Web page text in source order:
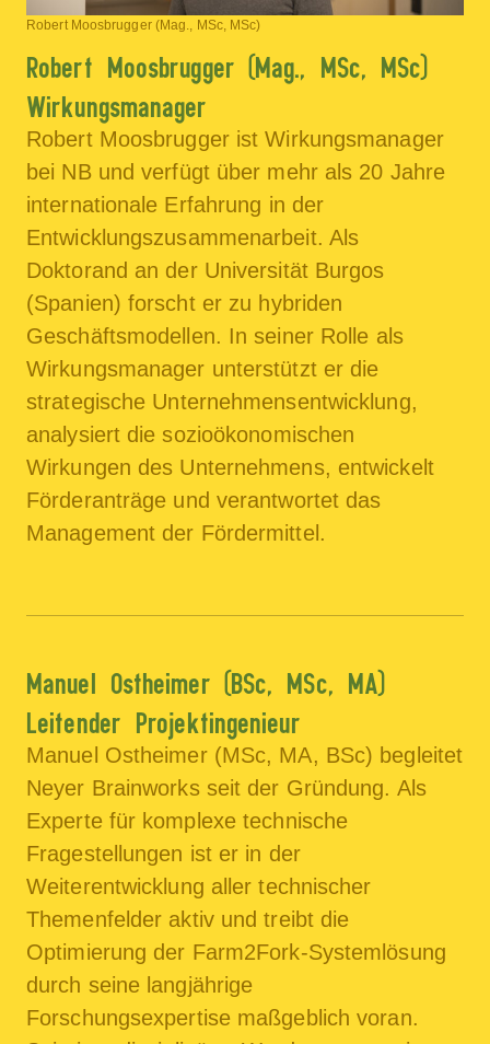
Robert Moosbrugger (Mag., MSc, MSc)
Robert Moosbrugger (Mag., MSc, MSc)
Wirkungsmanager
Robert Moosbrugger ist Wirkungsmanager
bei NB und verfügt über mehr als 20 Jahre
internationale Erfahrung in der
Entwicklungszusammenarbeit. Als
Doktorand an der Universität Burgos
(Spanien) forscht er zu hybriden
Geschäftsmodellen. In seiner Rolle als
Wirkungsmanager unterstützt er die
strategische Unternehmensentwicklung,
analysiert die sozioökonomischen
Wirkungen des Unternehmens, entwickelt
Förderanträge und verantwortet das
Management der Fördermittel.
Manuel Ostheimer (BSc, MSc, MA)
Leitender Projektingenieur
Manuel Ostheimer (MSc, MA, BSc) begleitet
Neyer Brainworks seit der Gründung. Als
Experte für komplexe technische
Fragestellungen ist er in der
Weiterentwicklung aller technischer
Themenfelder aktiv und treibt die
Optimierung der Farm2Fork-Systemlösung
durch seine langjährige
Forschungsexpertise maßgeblich voran.